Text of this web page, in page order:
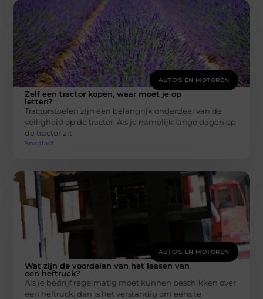
AUTO'S EN MOTOREN
Zelf een tractor kopen, waar moet je op
letten?
Tractorstoelen zijn een belangrijk onderdeel van de
veiligheid op de tractor. Als je namelijk lange dagen op
de tractor zit
Snapfact
AUTO'S EN MOTOREN
Wat zijn de voordelen van het leasen van
een heftruck?
Als je bedrijf regelmatig moet kunnen beschikken over
een heftruck, dan is het verstandig om eens te